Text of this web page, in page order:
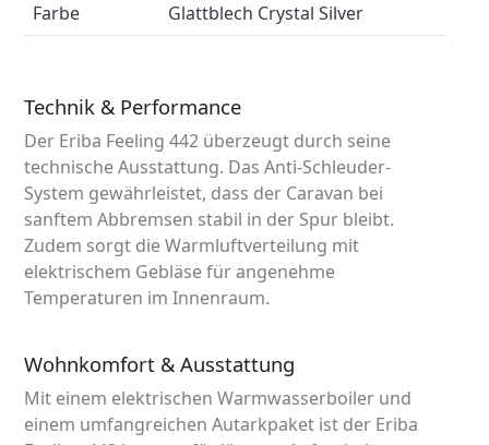
Farbe
Glattblech Crystal Silver
Technik & Performance
Der Eriba Feeling 442 überzeugt durch seine
technische Ausstattung. Das Anti-Schleuder-
System gewährleistet, dass der Caravan bei
sanftem Abbremsen stabil in der Spur bleibt.
Zudem sorgt die Warmluftverteilung mit
elektrischem Gebläse für angenehme
Temperaturen im Innenraum.
Wohnkomfort & Ausstattung
Mit einem elektrischen Warmwasserboiler und
einem umfangreichen Autarkpaket ist der Eriba